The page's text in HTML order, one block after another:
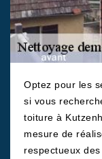
Optez pour les
si vous
toiture à
mesure de
respectueux